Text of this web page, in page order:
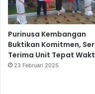
Purinusa Kembangan
Buktikan Komitmen,
Terima Unit Tepat
23 Februari 2025